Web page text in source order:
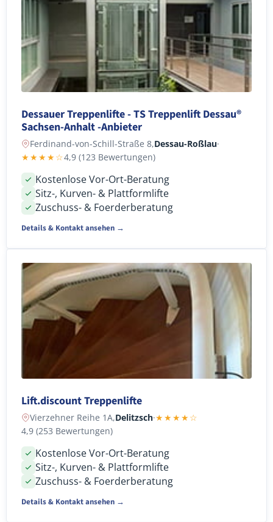
Dessauer Treppenlifte - TS Treppenlift Dessau®
Sachsen-Anhalt -Anbieter
Ferdinand-von-Schill-Straße 8,Dessau-Roßlau·
★★★★☆4,9 (123 Bewertungen)
Kostenlose Vor-Ort-Beratung
Sitz-, Kurven- & Plattformlifte
Zuschuss- & Foerderberatung
Details & Kontakt ansehen →
Lift.discount Treppenlifte
Vierzehner Reihe 1A,Delitzsch·★★★★☆
4,9 (253 Bewertungen)
Kostenlose Vor-Ort-Beratung
Sitz-, Kurven- & Plattformlifte
Zuschuss- & Foerderberatung
Details & Kontakt ansehen →